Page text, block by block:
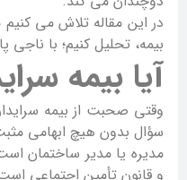
در این مقاله تلاش می
بیمه، تحلیل کنیم؛ با ناجی
آیا بیمه
وقتی صحبت از بیمه
سؤال بدون هیچ ابهامی
مدیره یا مدیر ساختمان
و قانون تأمین اجتماعی